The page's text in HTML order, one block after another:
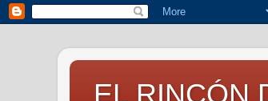
EL RINCÓN